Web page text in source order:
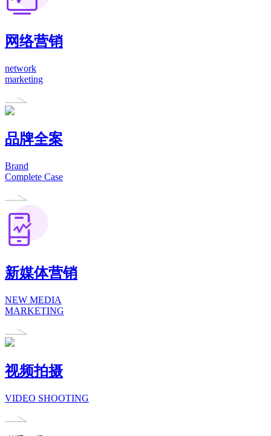
网络营销
network
marketing
品牌全案
Brand
Complete Case
新媒体营销
NEW MEDIA
MARKETING
视频拍摄
VIDEO SHOOTING